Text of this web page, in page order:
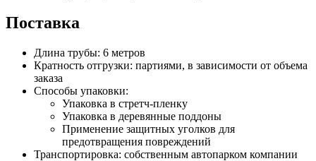
Поставка
Длина трубы: 6 метров
Кратность отгрузки: партиями, в зависимости от объема
заказа
Способы упаковки:
Упаковка в стретч-пленку
Упаковка в деревянные поддоны
Применение защитных уголков для
предотвращения повреждений
Транспортировка: собственным автопарком компании